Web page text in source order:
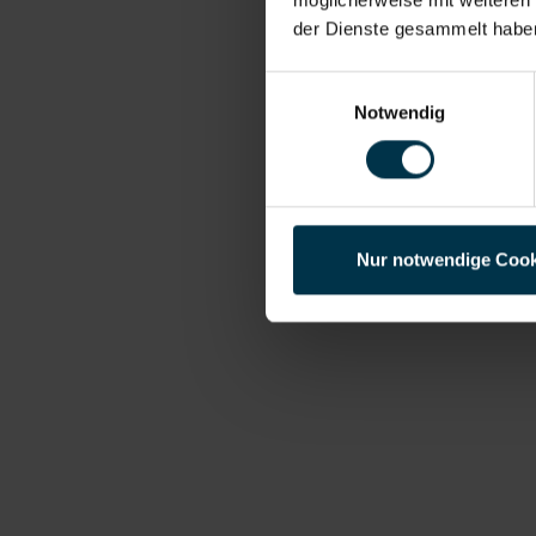
der Dienste gesammelt
Notwendig
Nur notwendige